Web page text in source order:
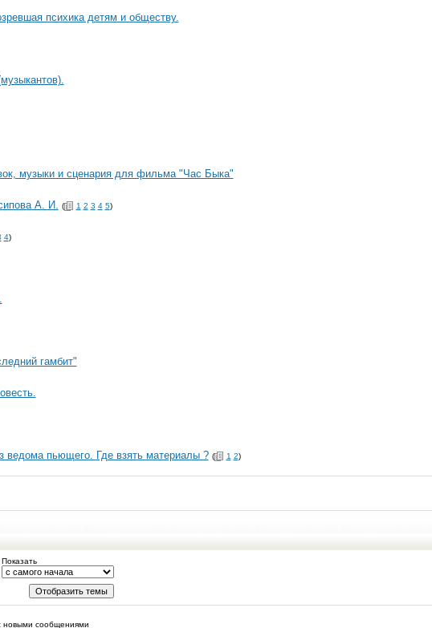
психика детям и обществу.
музыки и сценария для фильма "Час Быка"
А. И. ( 1 2 3 4 5)
4)
гамбит"
ведома пьющего. Где взять материалы ? ( 1 2)
Показать
новыми сообщениями